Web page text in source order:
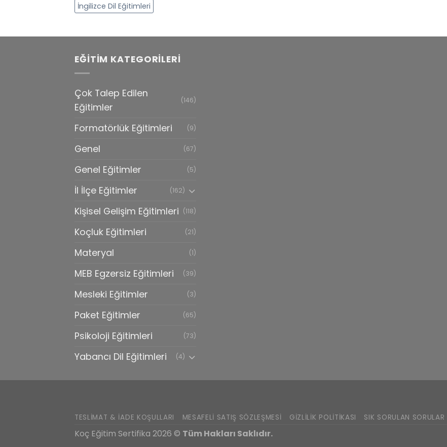
İngilizce Dil Eğitimleri
EĞITIM KATEGORILERI
Çok Talep Edilen
Eğitimler
(146)
Formatörlük Eğitimleri (9)
Genel (67)
Genel Eğitimler (5)
İl İlçe Eğitimler (162)
Kişisel Gelişim Eğitimleri (118)
Koçluk Eğitimleri (21)
Materyal (1)
MEB Egzersiz Eğitimleri (39)
Mesleki Eğitimler (3)
Paket Eğitimler (65)
Psikoloji Eğitimleri (73)
Yabancı Dil Eğitimleri (4)
TESLIMAT & İADE KOŞULLARI MESAFELI SATIŞ SÖZLEŞMESI GIZLILIK POLITIKASI SIK SORULAN SORULAR
Koç Eğitim Sertifika 2026 © Tüm Hakları Saklıdır.